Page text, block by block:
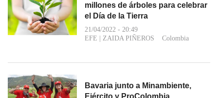
millones de árboles para celebrar
el Día de la Tierra
21/04/2022 - 20:49
EFE | ZAIDA PIÑEROS Colombia
Bavaria junto a Minambiente,
Ejército y ProColombia